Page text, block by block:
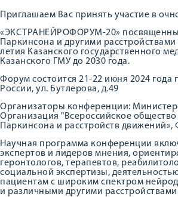
Приглашаем Вас принять участие в
«ЭКСТРАНЕЙРОФОРУМ-20»
Паркинсона и другими
летия Казанского государственного
Казанского ГМУ до 2030 года.
Форум состоится 21-22 июня 2024
России, ул. Бутлерова, д.49
Организаторы конференции:
Организация "Всероссийское
Паркинсона и расстройств
Научная программа конференции
экспертов и лидеров мнения,
геронтологов, терапевтов,
социальной экспертизы,
пациентам с широким спектром
и различными другими